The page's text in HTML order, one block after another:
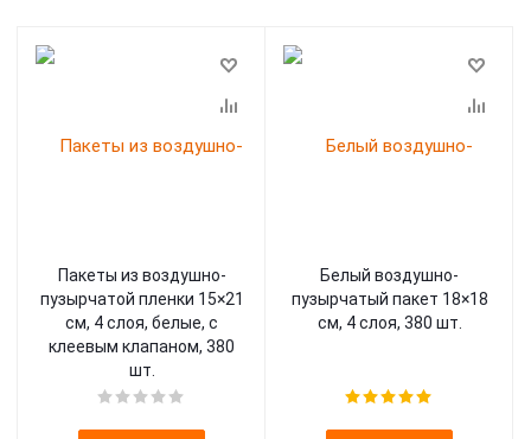
Пакеты из воздушно-
пузырчатой пленки 15×21
см, 4 слоя, белые, с
клеевым клапаном, 380
шт.
Белый воздушно-
пузырчатый пакет 18×18
см, 4 слоя, 380 шт.